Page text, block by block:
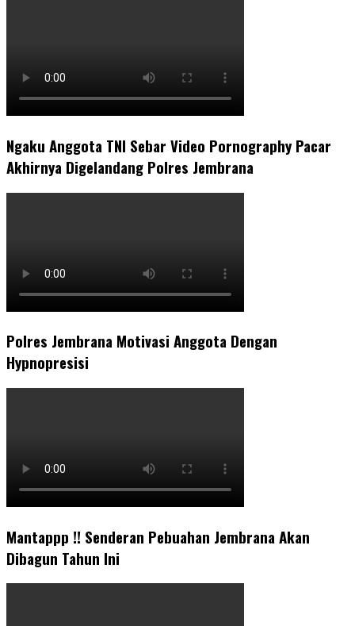
Ngaku Anggota TNI Sebar Video Pornography Pacar
Akhirnya Digelandang Polres Jembrana
Polres Jembrana Motivasi Anggota Dengan
Hypnopresisi
Mantappp !! Senderan Pebuahan Jembrana Akan
Dibagun Tahun Ini